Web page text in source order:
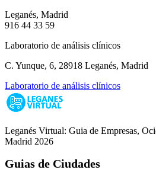
Leganés, Madrid
916 44 33 59
Laboratorio de análisis clínicos
C. Yunque, 6, 28918 Leganés, Madrid
Laboratorio de análisis clínicos
Leganés Virtual: Guia de Empresas,
Madrid 2026
Guias de Ciudades